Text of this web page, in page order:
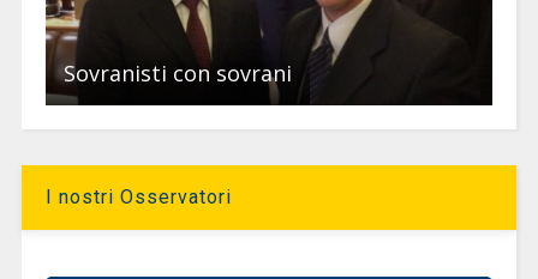
Sovranisti con sovrani
I nostri Osservatori